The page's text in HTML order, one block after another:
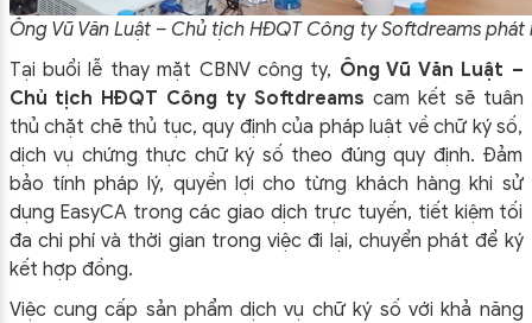
Ông Vũ Văn Luật – Chủ tịch HĐQT Công ty Softdreams
Tại buổi lễ thay mặt CBNV công ty, Ông Vũ Văn Luật –
Chủ tịch HĐQT Công ty Softdreams cam kết sẽ tuân
thủ chặt chẽ thủ tục, quy định của pháp luật về chữ ký số,
dịch vụ chứng thực chữ ký số theo đúng quy định. Đảm
bảo tính pháp lý, quyền lợi cho từng khách hàng khi sử
dụng EasyCA trong các giao dịch trực tuyến, tiết kiệm tối
đa chi phí và thời gian trong việc đi lại, chuyển phát để ký
kết hợp đồng.
Việc cung cấp sản phẩm dịch vụ chữ ký số với khả năng